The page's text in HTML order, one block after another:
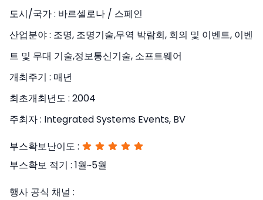
도시/국가 : 바르셀로나 / 스페인
산업분야 : 조명, 조명기술,무역 박람회, 회의 및 이벤트, 이벤
트 및 무대 기술,정보통신기술, 소프트웨어
개최주기 : 매년
최초개최년도 : 2004
주최자 : Integrated Systems Events, BV
부스확보난이도 :
부스확보 적기 : 1월~5월
행사 공식 채널 :